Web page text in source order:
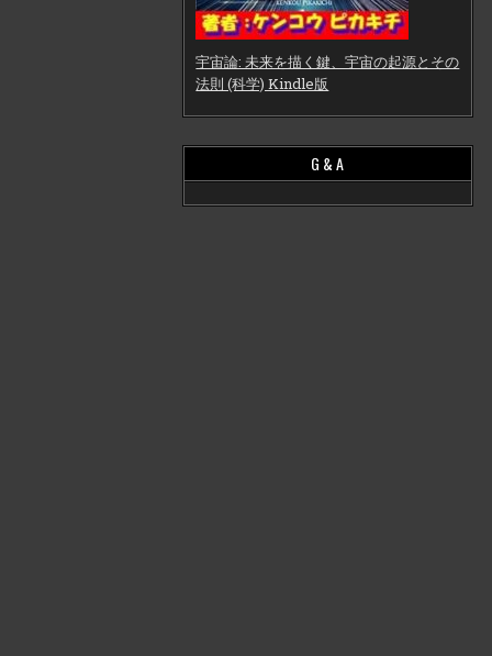
宇宙論: 未来を描く鍵、宇宙の起源とその
法則 (科学) Kindle版
G & A